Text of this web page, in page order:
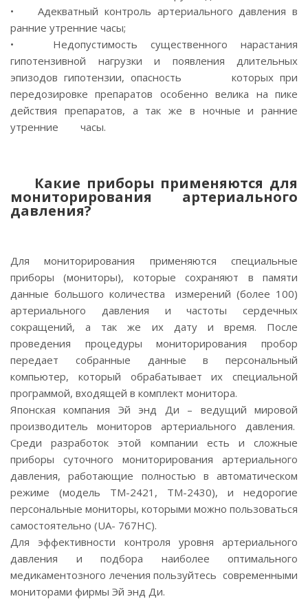
• Адекватный контроль артериального давления в
ранние утренние часы;
• Недопустимость существенного нарастания
гипотензивной нагрузки и появления длительных
эпизодов гипотензии, опасность которых при
передозировке препаратов особенно велика на пике
действия препаратов, а так же в ночные и ранние
утренние часы.
Какие приборы применяются для
мониторирования артериального
давления?
Для мониторирования применяются специальные
приборы (мониторы), которые сохраняют в памяти
данные большого количества измерений (более 100)
артериального давления и частоты сердечных
сокращений, а так же их дату и время. После
проведения процедуры мониторирования пробор
передает собранные данные в персональный
компьютер, который обрабатывает их специальной
программой, входящей в комплект монитора.
Японская компания Эй энд Ди – ведущий мировой
производитель мониторов артериального давления.
Среди разработок этой компании есть и сложные
приборы суточного мониторирования артериального
давления, работающие полностью в автоматическом
режиме (модель ТМ-2421, ТМ-2430), и недорогие
персональные мониторы, которыми можно пользоваться
самостоятельно (UA- 767HC).
Для эффективности контроля уровня артериального
давления и подбора наиболее оптимального
медикаментозного лечения пользуйтесь современными
мониторами фирмы Эй энд Ди.